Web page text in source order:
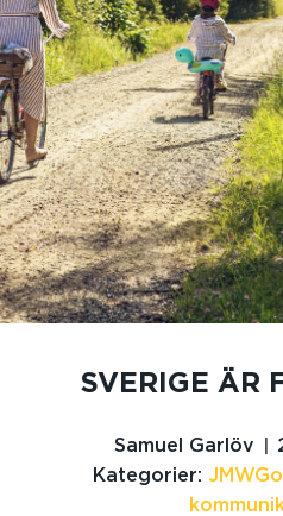
SVERIGE ÄR
Samuel Garlöv
Kategorier: